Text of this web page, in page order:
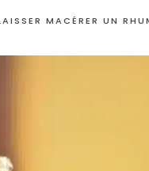
MACÉRER UN